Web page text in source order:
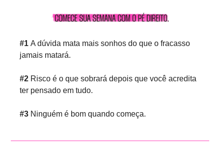
#1 A dúvida mata mais sonhos do que o fracasso
jamais matará.
#2 Risco é o que sobrará depois que você acredita
ter pensado em tudo.
#3 Ninguém é bom quando começa.